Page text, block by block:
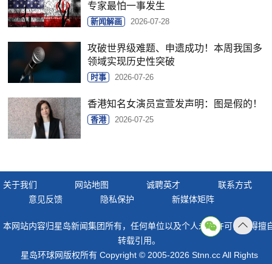
专家最怕一事发生
新闻解画 2026-07-28
攻破世界级难题、申遗成功！本周我国多
领域实现历史性突破
时事 2026-07-26
香港知名女演员宣萱发声明：图是假的！
香港 2026-07-25
关于我们 网站地图 诚聘英才
联系方式
意见反馈
隐私保护 新媒体矩阵
本网站内容归星岛新闻集团所有，任何单位以及个人未经许可，不得擅
转载引用。
星岛环球网版权所有 Copyright © 2005-2026 Stnn.cc All Rights
顶部